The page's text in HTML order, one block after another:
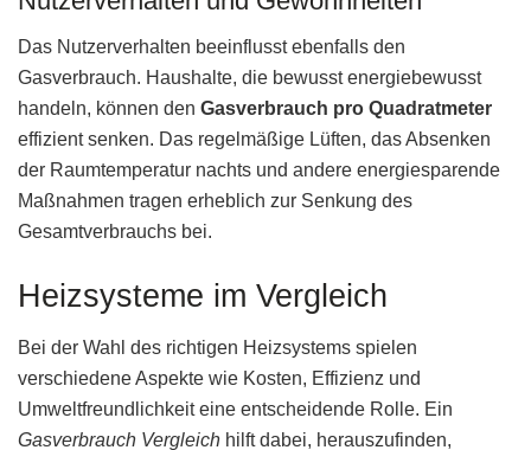
Das Nutzerverhalten beeinflusst ebenfalls den
Gasverbrauch. Haushalte, die bewusst energiebewusst
handeln, können den Gasverbrauch pro Quadratmeter
effizient senken. Das regelmäßige Lüften, das Absenken
der Raumtemperatur nachts und andere energiesparende
Maßnahmen tragen erheblich zur Senkung des
Gesamtverbrauchs bei.
Heizsysteme im Vergleich
Bei der Wahl des richtigen Heizsystems spielen
verschiedene Aspekte wie Kosten, Effizienz und
Umweltfreundlichkeit eine entscheidende Rolle. Ein
Gasverbrauch Vergleich hilft dabei, herauszufinden,